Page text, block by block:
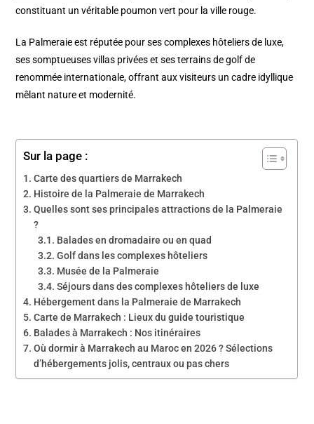
constituant un véritable poumon vert pour la ville rouge.
La Palmeraie est réputée pour ses complexes hôteliers de luxe,
ses somptueuses villas privées et ses terrains de golf de
renommée internationale, offrant aux visiteurs un cadre idyllique
mêlant nature et modernité.
Sur la page :
Carte des quartiers de Marrakech
Histoire de la Palmeraie de Marrakech
Quelles sont ses principales attractions de la Palmeraie
?
Balades en dromadaire ou en quad
Golf dans les complexes hôteliers
Musée de la Palmeraie
Séjours dans des complexes hôteliers de luxe
Hébergement dans la Palmeraie de Marrakech
Carte de Marrakech : Lieux du guide touristique
Balades à Marrakech : Nos itinéraires
Où dormir à Marrakech au Maroc en 2026 ? Sélections
d’hébergements jolis, centraux ou pas chers